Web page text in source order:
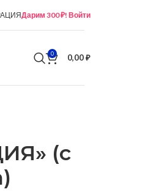
Дарим 300 ₽! Войти
0 0,00₽
(с